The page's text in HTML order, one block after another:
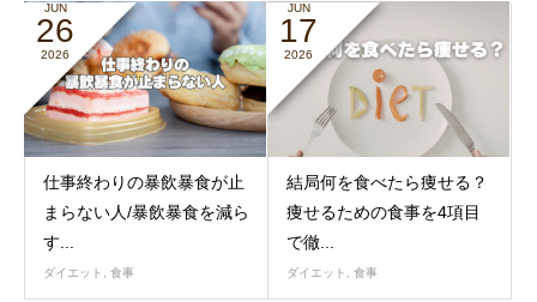
JUN
26
2026
仕事終わりの暴飲暴食が止
まらない人/暴飲暴食を減ら
す...
ダイエット 食事
JUN
17
2026
結局何を食べたら痩せる？
痩せるための食事を4項目
で徹...
ダイエット 食事